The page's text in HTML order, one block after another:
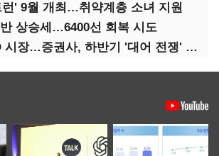
' 9월 개최…취약계층 소녀 지원
상승세…6400선 회복 시도
얼어붙은 IPO 시장…증권사, 하반기 '대어 전쟁' 기대